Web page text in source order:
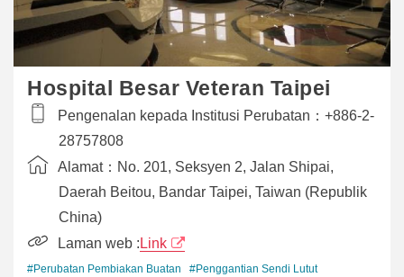
Hospital Besar Veteran Taipei
Pengenalan kepada Institusi Perubatan： +886-2-
28757808
Alamat： No. 201, Seksyen 2, Jalan Shipai,
Daerah Beitou, Bandar Taipei, Taiwan (Republik
China)
Laman web : Link
#Perubatan Pembiakan Buatan
#Penggantian Sendi Lutut